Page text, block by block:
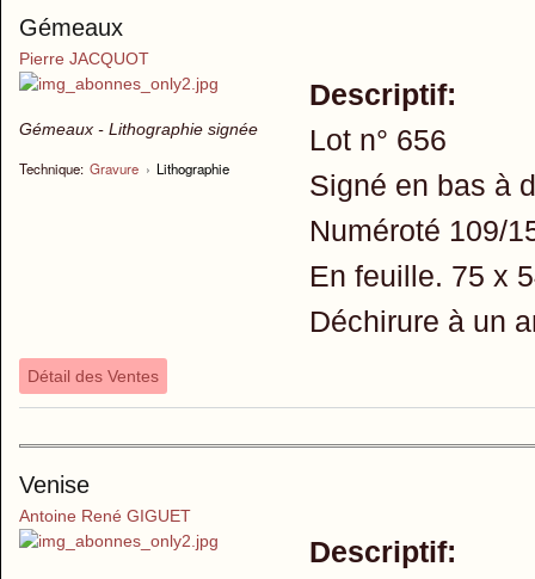
Gémeaux
Pierre JACQUOT
Gémeaux - Lithographie signée
Technique: Gravure › Lithographie
Descriptif:
Lot n° 656
Signé en bas à
Numéroté 109/
En feuille. 75 x
Déchirure à un
Détail des Ventes
Venise
Antoine René GIGUET
Descriptif: